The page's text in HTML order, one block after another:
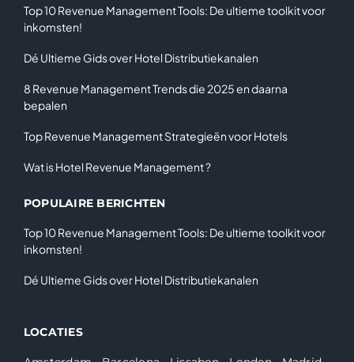
Top 10 Revenue Management Tools: De ultieme toolkit voor
inkomsten!
Dé Ultieme Gids over Hotel Distributiekanalen
8 Revenue Management Trends die 2025 en daarna
bepalen
Top Revenue Management Strategieën voor Hotels
Wat is Hotel Revenue Management ?
POPULAIRE BERICHTEN
Top 10 Revenue Management Tools: De ultieme toolkit voor
inkomsten!
Dé Ultieme Gids over Hotel Distributiekanalen
LOCATIES